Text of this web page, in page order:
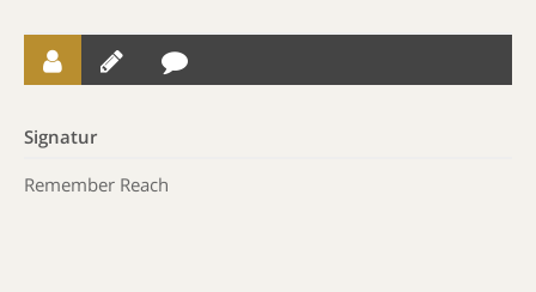
Signatur
Remember Reach